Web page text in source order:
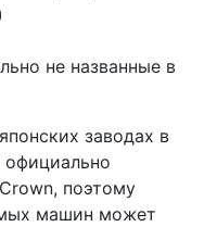
не названные в
заводах в
поэтому
машин может